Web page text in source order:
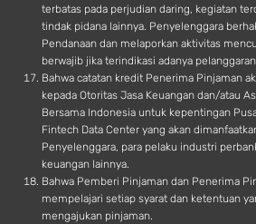
terbatas pada perjudian daring, kegiatan
tindak pidana lainnya. Penyelenggara
Pendanaan dan melaporkan aktivitas
berwajib jika terindikasi adanya
Bahwa catatan kredit Penerima Pinjaman
kepada Otoritas Jasa Keuangan dan/atau
Bersama Indonesia untuk kepentingan
Fintech Data Center yang akan
Penyelenggara, para pelaku industri
keuangan lainnya.
Bahwa Pemberi Pinjaman dan Penerima
mempelajari setiap syarat dan ketentuan
mengajukan pinjaman.